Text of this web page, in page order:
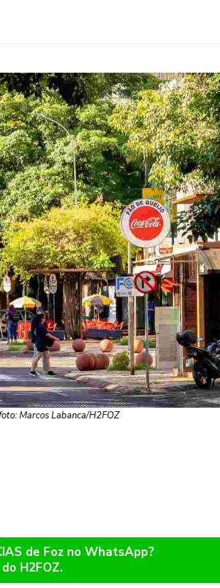
Marcos Labanca/H2FOZ
de Foz no WhatsApp?
H2FOZ.